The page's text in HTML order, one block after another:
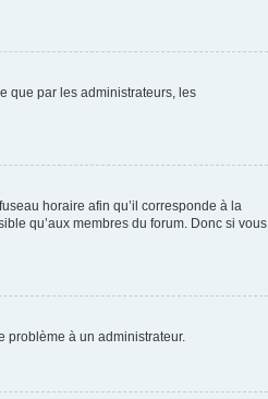
que par les administrateurs, les
horaire afin qu’il corresponde à la
qu’aux membres du forum. Donc si vous
problème à un administrateur.